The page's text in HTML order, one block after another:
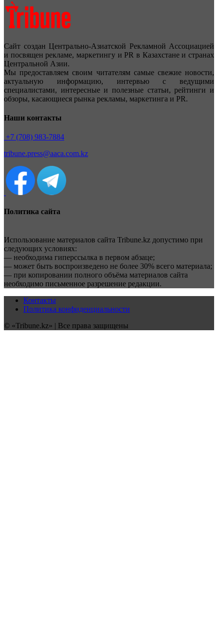
Сайт создан Центрально-Азиатской Рекламной Ассоциацией
и посвящен рекламе, маркетингу и PR в Казахстане и странах
Центральной Азии.
Мы предоставляем своим читателям самые свежие новости,
актуальную информацию, интервью с ведущими
специалистами, интересные и полезные статьи, рейтинги и
обзоры, касающиеся рынка рекламы, маркетинга и PR.
Наши контакты
+7 (708) 983-7884
tribune.press@aaca.com.kz
Политика сайта
Использование материалов сайта Tribune.kz допустимо при
следующих условиях:
— необходима гиперссылка в первом абзаце;
— может быть воспроизведено не более 30% всего материала;
— при копировании полного объёма материалов сайта
необходимо письменное разрешение редакции.
Контакты
Политика конфиденциальности
© «Tribune.kz» | Все права защищены